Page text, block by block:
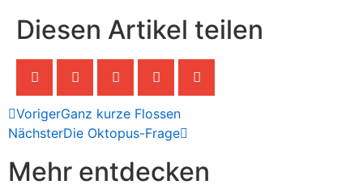
Diesen Artikel teilen
VorigerGanz kurze Flossen
NächsterDie Oktopus-Frage
Mehr entdecken